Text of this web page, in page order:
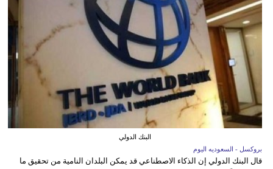
البنك الدولي
بروكسل - السعوديه اليوم
قال البنك الدولي إن الذكاء الاصطناعي قد يمكن البلدان النامية من تحقيق ما